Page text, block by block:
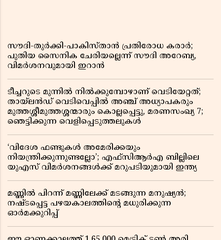
സൗദി-തുർക്കി-പാകിസ്താൻ പ്രതിരോധ കരാർ;
പുതിയ സൈനിക ചേരിയല്ലെന്ന് സൗദി അറേബ്യ,
വിമർശനവുമായി ഇറാൻ
ടീച്ചറുടെ മുന്നിൽ നിൽക്കുമ്പോഴാണ് വെടിയേറ്റത്;
തായ്‌ലൻഡ് വെടിവെപ്പിൽ അഞ്ച് അധ്യാപകരും
മുത്തശ്ശീമുത്തശ്ശന്മാരും കൊല്ലപ്പെട്ടു, മരണസംഖ്യ 7;
ഞെട്ടിക്കുന്ന വെളിപ്പെടുത്തലുകൾ
‘വിദേശ ഫണ്ടുകൾ അമേരിക്കയും
നിയന്ത്രിക്കുന്നുണ്ടല്ലോ’; എഫ്സിആർഎ ബില്ലിലെ
യുഎസ് വിമർശനങ്ങൾക്ക് മറുപടിയുമായി ഇന്ത്യ
മണ്ണിൽ പിറന്ന് മണ്ണിലേക്ക് മടങ്ങുന്ന മനുഷ്യൻ;
നഷ്ടപ്പെട്ട പഴയകാലത്തിൻ്റെ മധുരിക്കുന്ന
ഓർമക്കുറിപ്പ്